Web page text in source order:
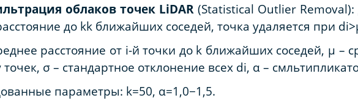
облаков точек LiDAR (Statistical Outlier
до kk ближайших соседей, точка удаляется при
расстояние от i-й точки до k ближайших соседей, μ –
точек, σ – стандартное отклонение всех di, α –
параметры: k=50, α=1,0−1,5.